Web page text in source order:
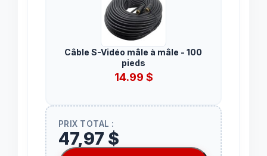
Câble S-Vidéo mâle à mâle - 100
pieds
14.99 $
PRIX TOTAL :
47,97 $